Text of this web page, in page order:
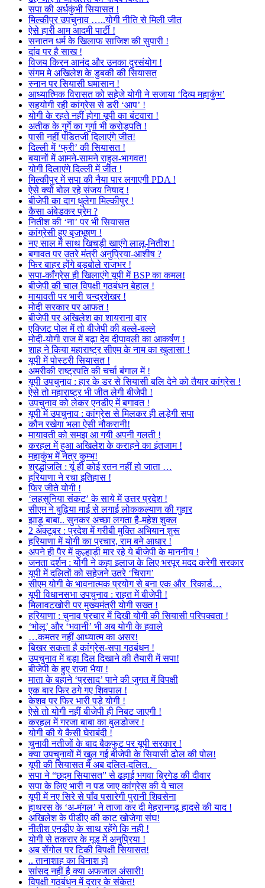
सपा की अर्धकुंभी सियासत !
मिल्कीपुर उपचुनाव …..योगी नीति से मिली जीत
ऐसे हारी आम आदमी पार्टी !
सनातन धर्म के खिलाफ साजिश की सुपारी !
दांव पर है साख !
विजय किरन आनंद और उनका दुरसंयोग !
संगम मे अखिलेश के डुबकी की सियासत
स्नान पर सियासी घमासान !
आध्यात्मिक विरासत को सहेजे योगी ने सजाया ‘दिव्य महाकुंभ’
सहयोगी रही कांग्रेस से डरी ‘आप’ !
योगी के रहते नहीं होगा यूपी का बंटवारा !
अतीक के गुर्गे का गुर्गा भी करोड़पति !
पासी नहीं पंडितजी दिलाएंगे जीत!
दिल्ली में ‘फ्री’ की सियासत !
बयानों में आमने-सामने राहुल-भागवत!
योगी दिलाएंगे दिल्ली में जीत !
मिल्कीपुर में सपा की नैया पार लगाएगी PDA !
ऐसे क्यों बोल रहे संजय निषाद !
बीजेपी का दाग धुलेगा मिल्कीपुर !
कैसा अंबेडकर प्रेम ?
नितीश की ‘ना’ पर भी सियासत
कांग्रेसी हुए बृजभूषण !
नए साल में साथ खिचड़ी खाएंगे लालू-नितीश !
बगावत पर उतरे मंत्री अनुप्रिया-आशीष ?
फिर बाहर होंगे बड़बोले राजभर !
सपा-काँग्रेस ही खिलाएंगे यूपी में BSP का कमल!
बीजेपी की चाल विपक्षी गठबंधन बेहाल !
मायावती पर भारी चन्द्रशेखर !
मोदी सरकार पर आफत !
बीजेपी पर अखिलेश का शायराना वार
एक्जिट पोल में तो बीजेपी की बल्ले-बल्ले
मोदी-योगी राज में बढ़ा देव दीपावली का आकर्षण !
शाह ने किया महाराष्ट्र सीएम के नाम का खुलासा !
यूपी में पोस्टरी सियासत !
अमरीकी राष्ट्रपति की चर्चा बंगाल में !
यूपी उपचुनाव : हार के डर से सियासी बलि देने को तैयार कांग्रेस !
ऐसे तो महाराष्ट्र भी जीत लेगी बीजेपी !
उपचुनाव को लेकर एनडीए में बगावत !
यूपी में उपचुनाव : कांग्रेस से मिलकर ही लड़ेगी सपा
कौन रखेगा भला ऐसी नौकरानी!
मायावती को समझ आ गयी अपनी गलती !
करहल में हुआ अखिलेश के कराहने का इंतजाम !
महाकुंभ में नेत्र कुम्भ!
श्रद्धांजलि : यूं ही कोई रतन नहीं हो जाता …
हरियाणा ने रचा इतिहास !
फिर जीते योगी !
‘लहसुनिया संकट’ के साये में उत्तर प्रदेश !
सीएम ने बुढ़िया माई से लगाई लोककल्याण की गुहार
झाड़ू बाबा.. सुनकर अच्छा लगता है-महेश शुक्ल
2 अक्टूबर : प्रदेश में गरीबी मुक्ति अभियान शुरू
हरियाणा में योगी का प्रचार, राम बने आधार !
अपने ही पैर में कुल्हाड़ी मार रहे ये बीजेपी के माननीय !
जनता दर्शन : योगी ने कहा इलाज के लिए भरपूर मदद करेगी सरकार
यूपी में दलितों को सहेजने उतरे ‘चिराग’
सीएम योगी के भावनात्मक प्रयोग से बना एक और रिकार्ड…
यूपी विधानसभा उपचुनाव : राहत में बीजेपी !
मिलावटखोरी पर मुख्यमंत्री योगी सख्त !
हरियाणा : चुनाव प्रचार में दिखी योगी की सियासी परिपक्वता !
‘भोलू’ और ‘भवानी’ भी अब योगी के हवाले
…कमतर नहीं आध्यात्म का असर!
बिखर सकता है कांग्रेस-सपा गठबंधन !
उपचुनाव में बड़ा दिल दिखाने की तैयारी में सपा!
बीजेपी के हुए राजा भैया !
माता के बहाने ‘प्रसाद’ पाने की जुगत में विपक्षी
एक बार फिर ठगे गए शिवपाल !
केशव पर फिर भारी पड़े योगी !
ऐसे तो योगी नहीं बीजेपी ही निबट जाएगी !
करहल में गरजा बाबा का बुलडोजर !
योगी की ये कैसी घेराबंदी !
चुनावी नतीजों के बाद बैकफुट पर यूपी सरकार !
क्या उपचुनावों में खुल गई बीजेपी के सियासी ढोल की पोल!
यूपी की सियासत में अब दलित-दलित..
सपा ने “छद्म सियासत” से ढहाई भगवा ब्रिगेड की दीवार
सपा के लिए भारी न पड जाए कांग्रेस की ये चाल
यूपी में नए सिरे से पाँव पसारेगी पुरानी शिवसेना
हाथरस के ‘अ-मंगल’ ने ताजा कर दी मेहरानगढ़ हादसे की याद !
अखिलेश के पीडीए की काट खोजेगा संघ!
नीतीश एनडीए के साथ रहेंगे कि नही !
योगी से तकरार के मूड में अनुप्रिया !
अब सेंगोल पर टिकी विपक्षी सियासत!
.. तानाशाह का विनाश हो
सांसद नहीं है क्या अफजाल अंसारी!
विपक्षी गठबंधन में दरार के संकेत!